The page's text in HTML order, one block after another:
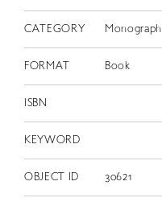
CATEGORY Monograph
FORMAT Book
ISBN
KEYWORD
OBJECT ID 30621